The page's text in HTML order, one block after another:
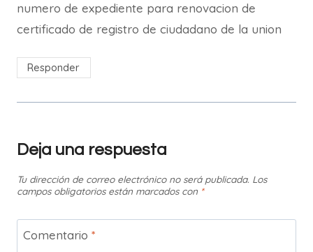
numero de expediente para renovacion de
certificado de registro de ciudadano de la union
Responder
Deja una respuesta
Tu dirección de correo electrónico no será publicada. Los
campos obligatorios están marcados con *
Comentario *